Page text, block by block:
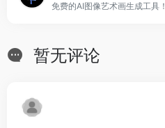
免费的AI图像艺术画生成工具！
暂无评论